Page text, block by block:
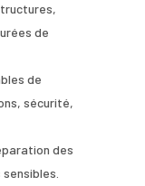
de
de
sécurité,
des